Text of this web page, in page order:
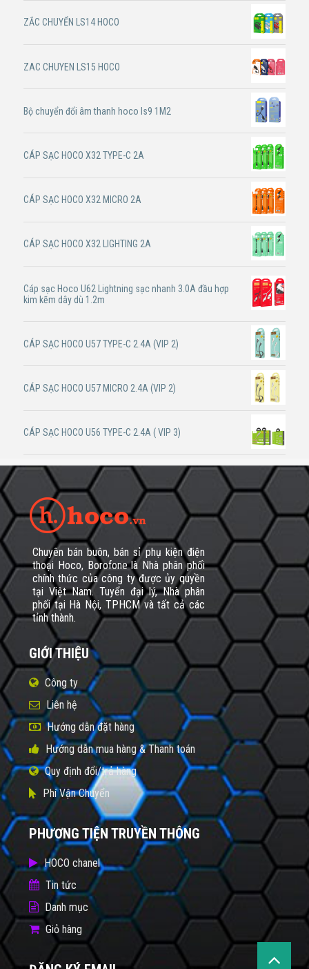
ZẮC CHUYỂN LS14 HOCO
ZAC CHUYEN LS15 HOCO
Bộ chuyển đổi âm thanh hoco ls9 1M2
CÁP SẠC HOCO X32 TYPE-C 2A
CÁP SẠC HOCO X32 MICRO 2A
CÁP SẠC HOCO X32 LIGHTING 2A
Cáp sạc Hoco U62 Lightning sạc nhanh 3.0A đầu hợp
kim kẽm dây dù 1.2m
CÁP SẠC HOCO U57 TYPE-C 2.4A (VIP 2)
CÁP SẠC HOCO U57 MICRO 2.4A (VIP 2)
CÁP SẠC HOCO U56 TYPE-C 2.4A ( VIP 3)
Chuyên bán buôn, bán sỉ phụ kiện điện
thoại Hoco, Borofone là Nhà phân phối
chính thức của công ty được ủy quyền
tại Việt Nam. Tuyển đại lý, Nhà phân
phối tại Hà Nội, TPHCM và tất cả các
tỉnh thành.
GIỚI THIỆU
Công ty
Liên hệ
Hướng dẫn đặt hàng
Hướng dẫn mua hàng & Thanh toán
Quy định đổi/trả hàng
Phí Vận Chuyển
PHƯƠNG TIỆN TRUYỀN THÔNG
HOCO chanel
Tin tức
Danh mục
Giỏ hàng